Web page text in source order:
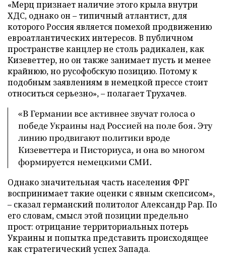
«Мерц признает наличие этого крыла внутри
ХДС, однако он – типичный атлантист, для
которого Россия является помехой продвижению
евроатлантических интересов. В публичном
пространстве канцлер не столь радикален, как
Кизеветтер, но он также занимает пусть и менее
крайнюю, но русофобскую позицию. Потому к
подобным заявлениям в немецкой прессе стоит
относиться серьезно», – полагает Трухачев.
«В Германии все активнее звучат голоса о
победе Украины над Россией на поле боя. Эту
линию продвигают политики вроде
Кизеветтера и Писториуса, и она во многом
формируется немецкими СМИ.
Однако значительная часть населения ФРГ
воспринимает такие оценки с явным скепсисом»,
– сказал германский политолог Александр Рар. По
его словам, смысл этой позиции предельно
прост: отрицание территориальных потерь
Украины и попытка представить происходящее
как стратегический успех Запада.